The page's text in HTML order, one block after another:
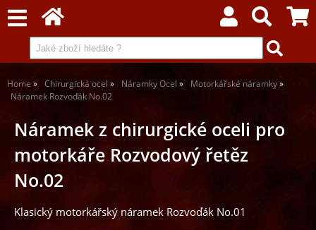
Home Chirurgická ocel Náramky Ocel
Motorkářské náramky
Náramek Rozvoďák No.02
Náramek z chirurgické oceli pro
motorkáře Rozvodový řetěz
No.02
Klasický motorkářský náramek Rozvoďák No.01